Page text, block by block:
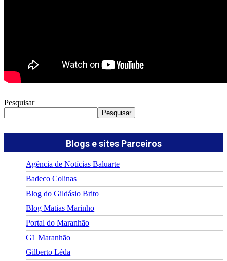
Pesquisar
Pesquisar
Blogs e sites Parceiros
Agência de Notícias Baluarte
Badeco Colinas
Blog do Gildásio Brito
Blog Matias Marinho
Portal do Maranhão
G1 Maranhão
Gilberto Léda